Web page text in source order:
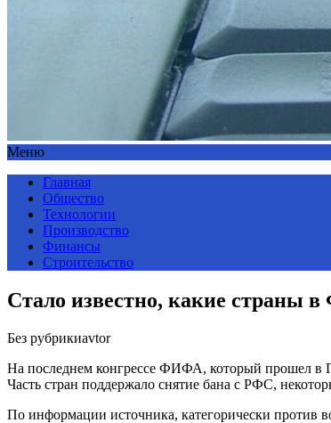
Меню
Главная
Общество
Технологии
Производство
Финансы
Строительство
Стало известно, какие страны
Без рубрикиavtor
На последнем конгрессе ФИФА, который прошел в
Часть стран поддержало снятие бана с РФС,
По информации источника, категорически против